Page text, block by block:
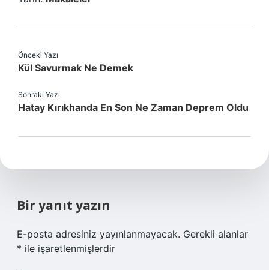
Önceki Yazı
Kül Savurmak Ne Demek
Sonraki Yazı
Hatay Kırıkhanda En Son Ne Zaman Deprem Oldu
Bir yanıt yazın
E-posta adresiniz yayınlanmayacak. Gerekli alanlar
* ile işaretlenmişlerdir